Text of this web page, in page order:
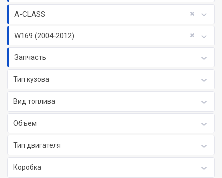
A-CLASS
W169 (2004-2012)
Запчасть
Тип кузова
Вид топлива
Объем
Тип двигателя
Коробка